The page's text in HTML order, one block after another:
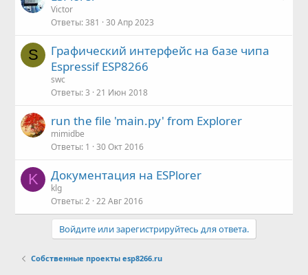
Victor
Ответы 381 30 Апр 2023
S
Графический интерфейс на базе чипа
Espressif ESP8266
swc
Ответы 3 21 Июн 2018
run the file 'main.py' from Explorer
mimidbe
Ответы 1 30 Окт 2016
K Документация на ESPlorer
klg
Ответы 2 22 Авг 2016
Войдите или зарегистрируйтесь для ответа.
Собственные проекты esp8266.ru